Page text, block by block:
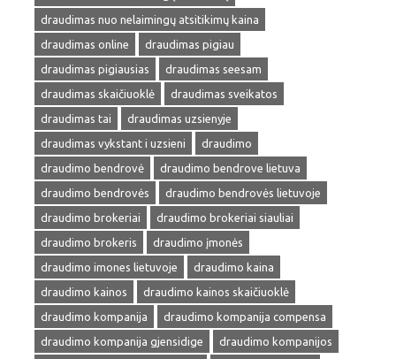
draudimas nuo nelaimingų atsitikimų kaina
draudimas online
draudimas pigiau
draudimas pigiausias
draudimas seesam
draudimas skaičiuoklė
draudimas sveikatos
draudimas tai
draudimas uzsienyje
draudimas vykstant i uzsieni
draudimo
draudimo bendrovė
draudimo bendrove lietuva
draudimo bendrovės
draudimo bendrovės lietuvoje
draudimo brokeriai
draudimo brokeriai siauliai
draudimo brokeris
draudimo įmonės
draudimo imones lietuvoje
draudimo kaina
draudimo kainos
draudimo kainos skaičiuoklė
draudimo kompanija
draudimo kompanija compensa
draudimo kompanija gjensidige
draudimo kompanijos